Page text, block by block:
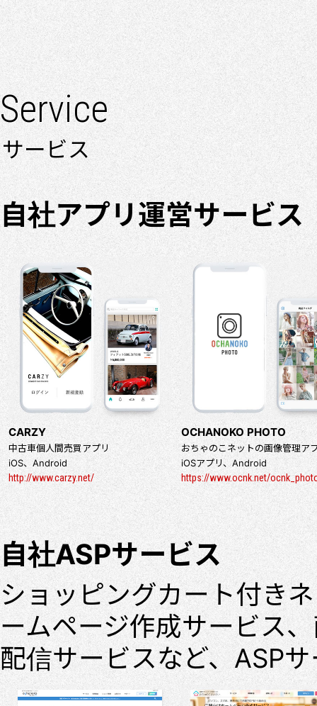
Service
サービス
自社アプリ運営サービス
CARZY
中古車個人間売買アプリ
iOS、Android
http://www.carzy.net/
OCHANOKO PHOTO
おちゃのこネットの画像管理ア
iOSアプリ、Android
https://www.ocnk.net/
自社ASPサービス
ショッピングカート付き
ームページ作成サービス
配信サービスなど、ASP